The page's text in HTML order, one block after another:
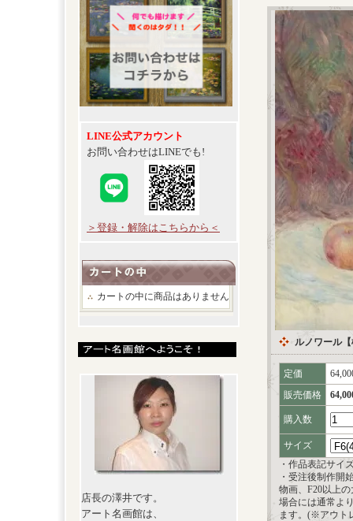
LINE公式アカウント
お問い合わせはLINEでも!
＞登録・解除はこちらから＜
カートの中に商品はありません
店長の澤井です。
アート名画館は、
ルノワール
定価
販売価格
購入数
サイズ
・作品表記サイ
・受注後制作開
物画、F20以上
場合には通常よ
ます。(※アウト